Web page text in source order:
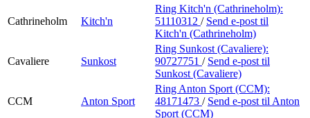
Cathrineholm Kitch'n
Ring Kitch'n (Cathrineholm):
51110312 / Send e-post til
Kitch'n (Cathrineholm)
Cavaliere Sunkost
Ring Sunkost (Cavaliere):
90727751 / Send e-post til
Sunkost (Cavaliere)
CCM Anton Sport
Ring Anton Sport (CCM):
48171473 / Send e-post til Anton
Sport (CCM)